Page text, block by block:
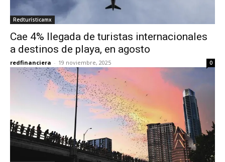
Redturísticamx
Cae 4% llegada de turistas internacionales
a destinos de playa, en agosto
redfinanciera - 19 noviembre, 2025 0